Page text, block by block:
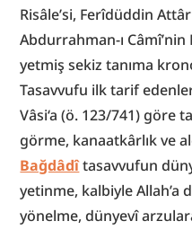
Risâle’si, Ferîdüddin
Abdurrahman-ı
yetmiş sekiz tanıma
Tasavvufu ilk tarif
Vâsi‘a (ö. 123/741) göre
görme, kanaatkârlık ve
Bağdâdî tasavvufun
yetinme, kalbiyle Allah’a
yönelme, dünyevî